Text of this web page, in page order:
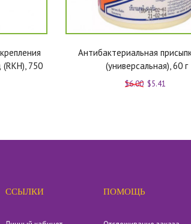
750
Антибактериальная
(универсальная), 60 г
$6.00 $5.41
ССЫЛКИ ПОМОЩЬ